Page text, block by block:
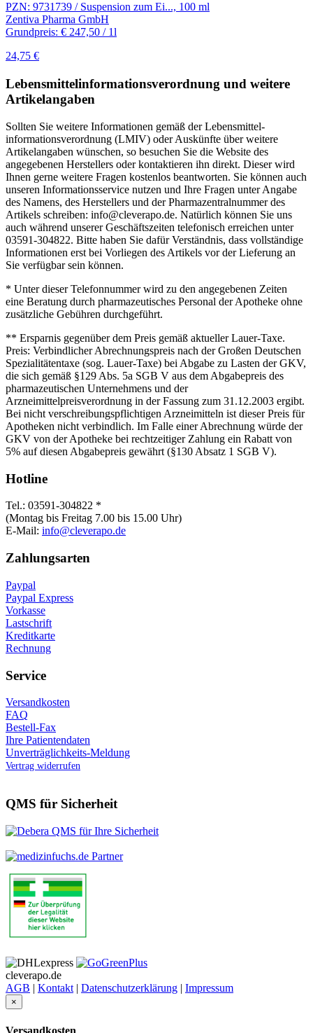
PZN: 9731739 / Suspension zum Ei..., 100 ml
Zentiva Pharma GmbH
Grundpreis: € 247,50 / 1l
24,75 €
Lebensmittel­informations­verordnung und weitere
Artikelangaben
Sollten Sie weitere Informationen gemäß der Lebensmittel­
informations­verordnung (LMIV) oder Auskünfte über weitere
Artikelangaben wünschen, so besuchen Sie die Website des
angegebenen Herstellers oder kontaktieren ihn direkt. Dieser wird
Ihnen gerne weitere Fragen kostenlos beantworten. Sie können auch
unseren Informationsservice nutzen und Ihre Fragen unter Angabe
des Namens, des Herstellers und der Pharmazentralnummer des
Artikels schreiben: info@cleverapo.de. Natürlich können Sie uns
auch während unserer Geschäftszeiten telefonisch erreichen unter
03591-304822. Bitte haben Sie dafür Verständnis, dass vollständige
Informationen erst bei Vorliegen des Artikels vor der Lieferung an
Sie verfügbar sein können.
* Unter dieser Telefonnummer wird zu den angegebenen Zeiten
eine Beratung durch pharmazeutisches Personal der Apotheke ohne
zusätzliche Gebühren durchgeführt.
** Ersparnis gegenüber dem Preis gemäß aktueller Lauer-Taxe.
Preis: Verbindlicher Abrechnungspreis nach der Großen Deutschen
Spezialitätentaxe (sog. Lauer-Taxe) bei Abgabe zu Lasten der GKV,
die sich gemäß §129 Abs. 5a SGB V aus dem Abgabepreis des
pharmazeutischen Unternehmens und der
Arzneimittelpreisverordnung in der Fassung zum 31.12.2003 ergibt.
Bei nicht verschreibungspflichtigen Arzneimitteln ist dieser Preis für
Apotheken nicht verbindlich. Im Falle einer Abrechnung würde der
GKV von der Apotheke bei rechtzeitiger Zahlung ein Rabatt von
5% auf diesen Abgabepreis gewährt (§130 Absatz 1 SGB V).
Hotline
Tel.: 03591-304822 *
(Montag bis Freitag 7.00 bis 15.00 Uhr)
E-Mail: info@cleverapo.de
Zahlungsarten
Paypal
Paypal Express
Vorkasse
Lastschrift
Kreditkarte
Rechnung
Service
Versandkosten
FAQ
Bestell-Fax
Ihre Patientendaten
Unverträglichkeits-Meldung
Vertrag widerrufen
QMS für Sicherheit
cleverapo.de
AGB | Kontakt| Datenschutzerklärung | Impressum
×
Versandkosten